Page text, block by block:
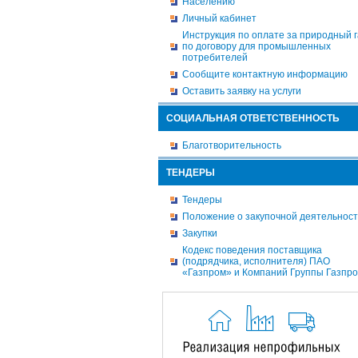
Личный кабинет
Инструкция по оплате за природный
по договору для промышленных
потребителей
Сообщите контактную информацию
Оставить заявку на услуги
СОЦИАЛЬНАЯ ОТВЕТСТВЕННОСТЬ
Благотворительность
ТЕНДЕРЫ
Тендеры
Положение о закупочной
Закупки
Кодекс поведения поставщика
(подрядчика, исполнителя) ПАО
«Газпром» и Компаний Группы